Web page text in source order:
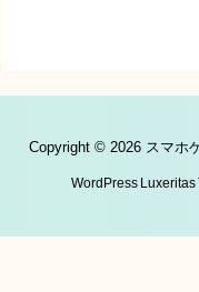
Copyright © 2026 スマホ
WordPress Luxeritas